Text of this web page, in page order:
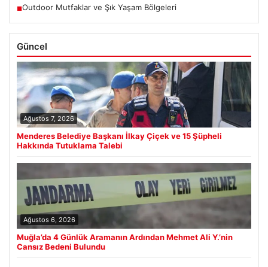
■Outdoor Mutfaklar ve Şık Yaşam Bölgeleri
Güncel
Ağustos 7, 2026
Menderes Belediye Başkanı İlkay Çiçek ve 15 Şüpheli
Hakkında Tutuklama Talebi
Ağustos 6, 2026
Muğla’da 4 Günlük Aramanın Ardından Mehmet Ali Y.’nin
Cansız Bedeni Bulundu